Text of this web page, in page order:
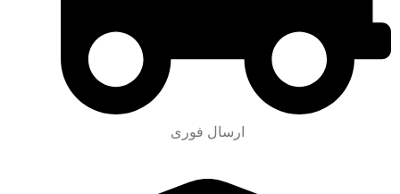
ارسال فوری